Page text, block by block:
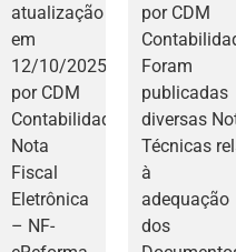
atualização
em
12/10/2025
por CDM
Contabilidade
Nota
Fiscal
Eletrônica
– NF-
por CDM
Foram
publicadas
diversas
Técnicas
à
adequação
dos